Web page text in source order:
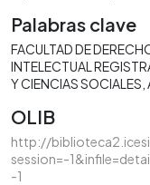
Palabras clave
FACULTAD DE
INTELECTUAL
Y CIENCIAS SOCIALES
OLIB
http://
session=-
-1